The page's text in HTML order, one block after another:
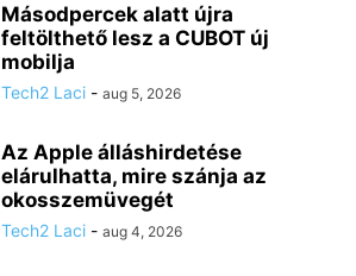
Másodpercek alatt újra
feltölthető lesz a CUBOT új
mobilja
Tech2 Laci - aug 5, 2026
Az Apple álláshirdetése
elárulhatta, mire szánja az
okosszemüvegét
Tech2 Laci - aug 4, 2026